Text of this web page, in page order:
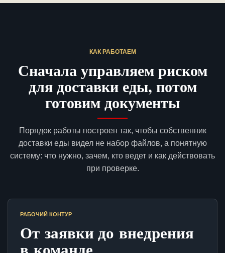
КАК РАБОТАЕМ
Сначала управляем риском
для доставки еды, потом
готовим документы
Порядок работы построен так, чтобы собственник
доставки еды видел не набор файлов, а понятную
систему: что нужно, зачем, кто ведет и как действовать
при проверке.
РАБОЧИЙ КОНТУР
От заявки до внедрения